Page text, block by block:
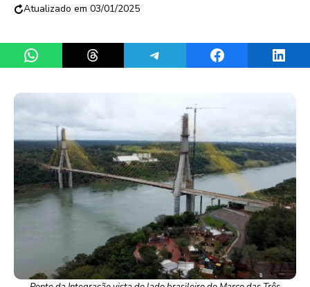
03/01/2025
Share on WhatsAppShare on ThreadsShare on TelegramShare on Facebook